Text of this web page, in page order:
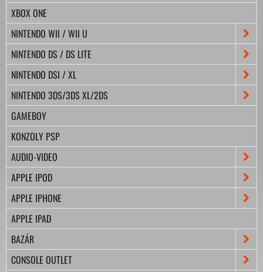
XBOX ONE
NINTENDO WII / WII U
NINTENDO DS / DS LITE
NINTENDO DSI / XL
NINTENDO 3DS/3DS XL/2DS
GAMEBOY
KONZOLY PSP
AUDIO-VIDEO
APPLE IPOD
APPLE IPHONE
APPLE IPAD
BAZÁR
CONSOLE OUTLET